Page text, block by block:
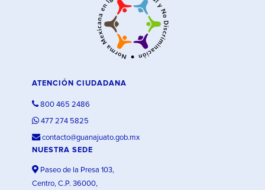
ATENCIÓN CIUDADANA
800 465 2486
477 274 5825
contacto@guanajuato.gob.mx
NUESTRA SEDE
Paseo de la Presa 103,
Centro, C.P. 36000,